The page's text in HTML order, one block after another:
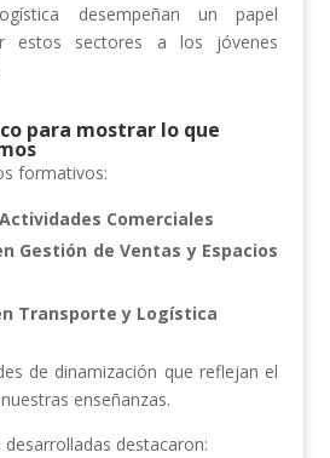
desempeñan un papel
estos sectores a los jóvenes
para mostrar lo que
formativos:
Comerciales
Gestión de Ventas y Espacios
Transporte y Logística
de dinamización que reflejan el
enseñanzas.
destacaron: